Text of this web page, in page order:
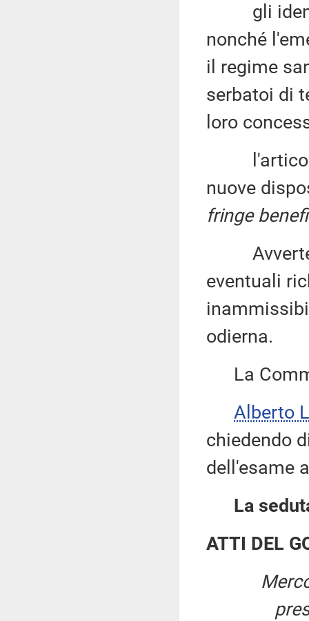
gli
nonché
il regime
serbatoi di
loro
l'articolo
nuove
fringe
Avverte
eventuali
odierna.
La
Alberto
chiedendo
dell'esame
La
ATTI DEL